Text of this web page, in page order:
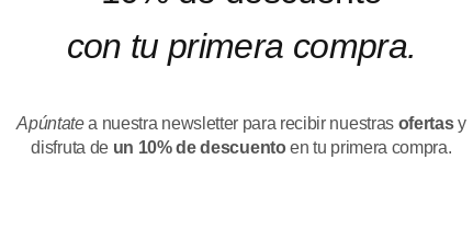
con tu primera compra.
Apúntatea nuestra newsletter para recibir nuestras ofertasy
disfruta de un 10% de descuentoen tu primera compra.